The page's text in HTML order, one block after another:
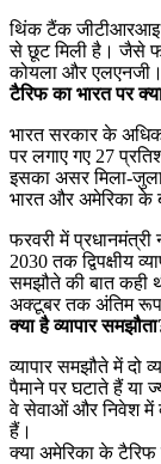
थिंक टैंक
से छूट मिली है। जैसे
कोयला और एलएनजी।
टैरिफ का भारत पर
भारत सरकार के
पर लगाए गए 27
इसका असर मिला-
भारत और अमेरिका के
फरवरी में
2030 तक द्विपक्षीय
समझौते की बात कही
अक्टूबर तक अंतिम रूप
क्या है व्यापार
व्यापार समझौते में दो
पैमाने पर घटाते हैं या
वे सेवाओं और निवेश में
हैं।
क्या अमेरिका के